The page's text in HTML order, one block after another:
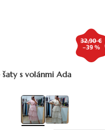
32,90 €
–39 %
šaty s volánmi Ada